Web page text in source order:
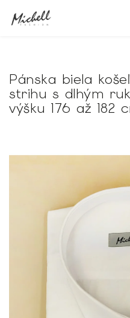
Pánska biela
strihu s dlhým
výšku 176 až 182